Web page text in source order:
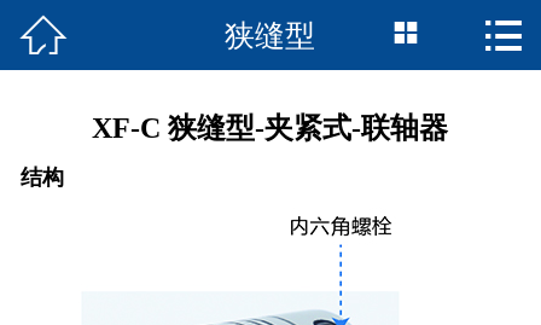
首页
资料下载
 狭缝型  
XF-C 狭缝型-夹紧式-联轴器
结构